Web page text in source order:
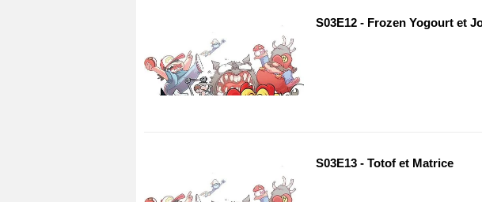
S03E12 - Frozen Yogourt et
S03E13 - Totof et Matrice